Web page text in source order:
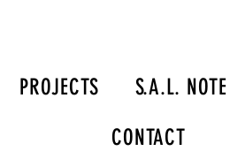
PROJECTS S.A.L. NOTE
CONTACT